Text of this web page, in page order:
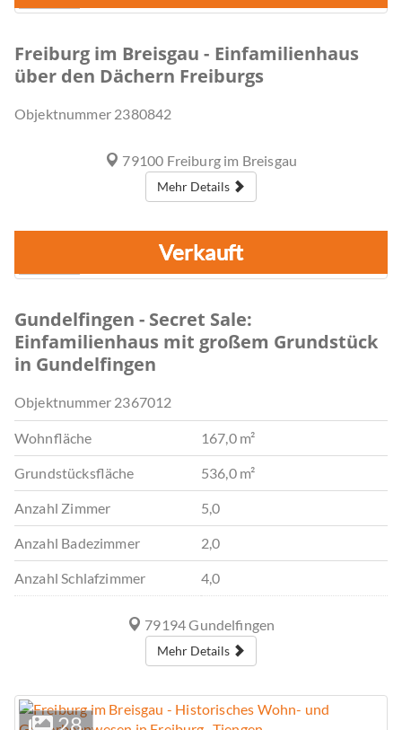
Freiburg im Breisgau - Einfamilienhaus
über den Dächern Freiburgs
Objektnummer 2380842
79100 Freiburg im Breisgau
Mehr Details
Verkauft
Gundelfingen - Secret Sale:
Einfamilienhaus mit großem Grundstück
in Gundelfingen
Objektnummer 2367012
Wohnfläche 167,0 m²
Grundstücksfläche 536,0 m²
Anzahl Zimmer 5,0
Anzahl Badezimmer 2,0
Anzahl Schlafzimmer 4,0
79194 Gundelfingen
Mehr Details
28